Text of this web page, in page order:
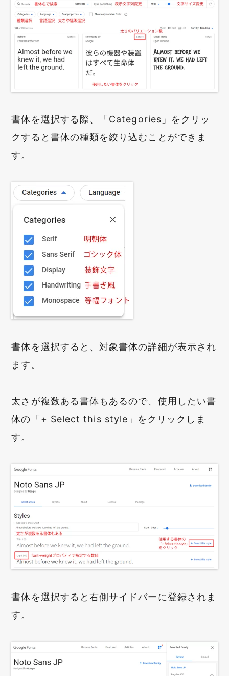
書体を選択する際、「Categories」をクリッ
クすると書体の種類を絞り込むことができま
す。
書体を選択すると、対象書体の詳細が表示され
ます。
太さが複数ある書体もあるので、使用したい書
体の「+ Select this style」をクリックしま
す。
書体を選択すると右側サイドバーに登録されま
す。